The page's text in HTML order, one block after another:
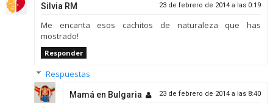
Silvia RM 23 de febrero de 2014 a las 0:19
Me encanta esos cachitos de naturaleza que has
mostrado!
Responder
Respuestas
Mamá en Bulgaria 23 de febrero de 2014 a las 8:40